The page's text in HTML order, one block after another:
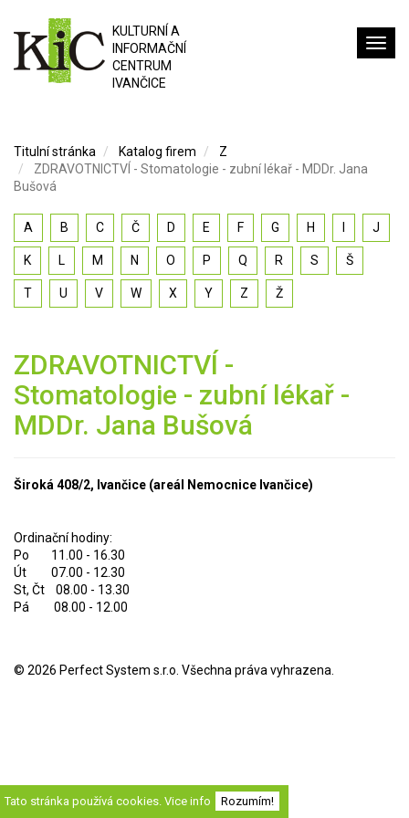
Tato stránka používá cookies. Vice info Rozumím!
KULTURNÍ A
INFORMAČNÍ
CENTRUM
IVANČICE
Titulní stránka Katalog firem
Z
ZDRAVOTNICTVÍ - Stomatologie - zubní lékař - MDDr. Jana
Bušová
A B C Č D E F G H J
K L M N O P Q R S Š
T U V W X Y Z Ž
ZDRAVOTNICTVÍ -
Stomatologie - zubní lékař -
MDDr. Jana Bušová
Široká 408/2, Ivančice (areál Nemocnice Ivančice)
Ordinační hodiny:
Po 11.00 - 16.30
Út 07.00 - 12.30
St, Čt 08.00 - 13.30
Pá 08.00 - 12.00
© 2026 Perfect System s.r.o . Všechna práva vyhrazena.